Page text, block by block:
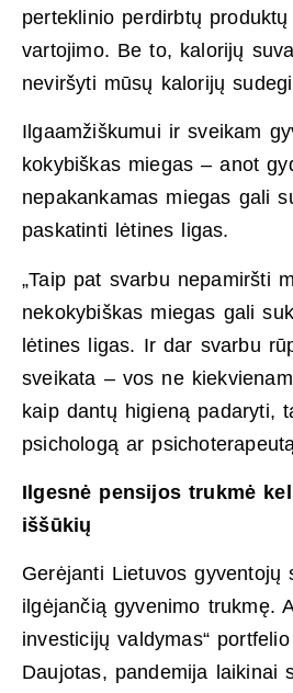
perteklinio perdirbtų
vartojimo. Be to, kalorijų
neviršyti mūsų kalorijų
Ilgaamžiškumui ir sveikam
kokybiškas miegas – anot
nepakankamas miegas gali
paskatinti lėtines ligas.
„Taip pat svarbu nepamiršti
nekokybiškas miegas gali
lėtines ligas. Ir dar svarbu
sveikata – vos ne
kaip dantų higieną padaryti,
psichologą ar
Ilgesnė pensijos trukmė
iššūkių
Gerėjanti Lietuvos gyventojų
ilgėjančią gyvenimo trukmę.
investicijų valdymas“
Daujotas, pandemija laikinai